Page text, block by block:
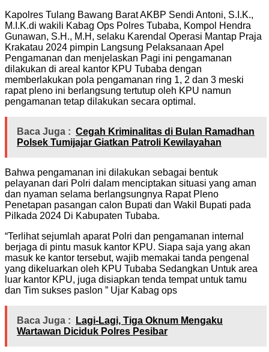
Kapolres Tulang Bawang Barat AKBP Sendi Antoni, S.I.K.,
M.I.K.di wakili Kabag Ops Polres Tubaba, Kompol Hendra
Gunawan, S.H., M.H, selaku Karendal Operasi Mantap Praja
Krakatau 2024 pimpin Langsung Pelaksanaan Apel
Pengamanan dan menjelaskan Pagi ini pengamanan
dilakukan di areal kantor KPU Tubaba dengan
memberlakukan pola pengamanan ring 1, 2 dan 3 meski
rapat pleno ini berlangsung tertutup oleh KPU namun
pengamanan tetap dilakukan secara optimal.
Baca Juga : Cegah Kriminalitas di Bulan Ramadhan
Polsek Tumijajar Giatkan Patroli Kewilayahan
Bahwa pengamanan ini dilakukan sebagai bentuk
pelayanan dari Polri dalam menciptakan situasi yang aman
dan nyaman selama berlangsungnya Rapat Pleno
Penetapan pasangan calon Bupati dan Wakil Bupati pada
Pilkada 2024 Di Kabupaten Tubaba.
“Terlihat sejumlah aparat Polri dan pengamanan internal
berjaga di pintu masuk kantor KPU. Siapa saja yang akan
masuk ke kantor tersebut, wajib memakai tanda pengenal
yang dikeluarkan oleh KPU Tubaba Sedangkan Untuk area
luar kantor KPU, juga disiapkan tenda tempat untuk tamu
dan Tim sukses paslon ” Ujar Kabag ops
Baca Juga :
Lagi-Lagi, Tiga Oknum Mengaku
Wartawan Diciduk Polres Pesibar